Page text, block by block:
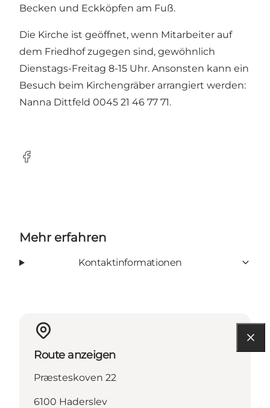
Becken und Eckköpfen am Fuß.
Die Kirche ist geöffnet, wenn Mitarbeiter auf
dem Friedhof zugegen sind, gewöhnlich
Dienstags-Freitag 8-15 Uhr. Ansonsten kann ein
Besuch beim Kirchengräber arrangiert werden:
Nanna Dittfeld 0045 21 46 77 71.
Facebook
Mehr erfahren
Kontaktinformationen
Route anzeigen
Præsteskoven 22
6100 Haderslev